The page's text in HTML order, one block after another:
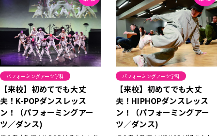
パフォーミングアーツ学科
【来校】初めてでも大丈
夫！K-POPダンスレッス
ン！（パフォーミングアー
ツ／ダンス)
パフォーミングアーツ学科
【来校】初めてでも大丈
夫！HIPHOPダンスレッス
ン！（パフォーミングアー
ツ／ダンス)